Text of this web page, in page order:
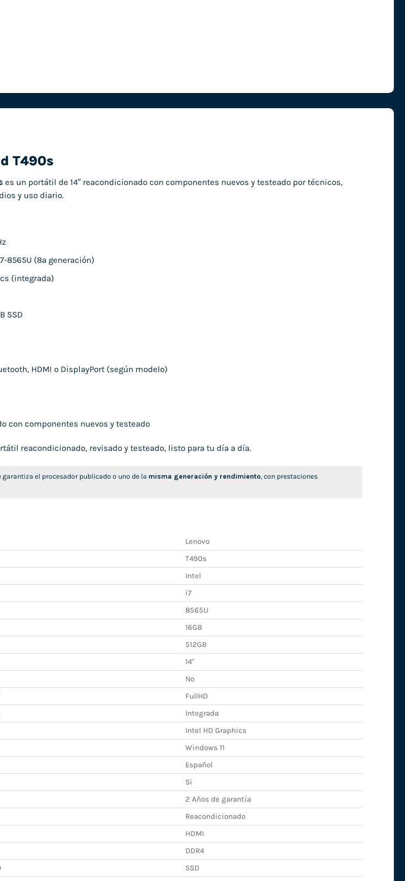
T490s
es un portátil de 14″ reacondicionado con componentes nuevos y testeado por técnicos,
y uso diario.
8565U (8ª generación)
(integrada)
SSD
HDMI o DisplayPort (según modelo)
con componentes nuevos y testeado
reacondicionado, revisado y testeado, listo para tu día a día.
garantiza el procesador publicado o uno de la misma generación y rendimiento, con prestaciones
Lenovo
T490s
Intel
i7
8565U
16GB
512GB
14"
No
FullHD
Integrada
Intel HD Graphics
Windows 11
Español
Si
2 Años de garantía
Reacondicionado
HDMI
DDR4
SSD